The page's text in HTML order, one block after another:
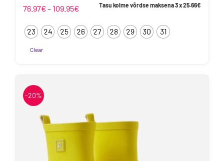
76.97€ – 109.95€ Hinnavahemik:
kuni
Tasu kolme võrdse maksena 3 x25.66€
23 24 25 26 27 28 29 30 31
Clear
on
mitu
Valikuid
tootelehel.
-20%